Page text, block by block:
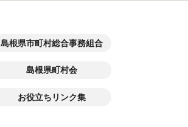
島根県市町村総合事務組合
島根県町村会
お役立ちリンク集